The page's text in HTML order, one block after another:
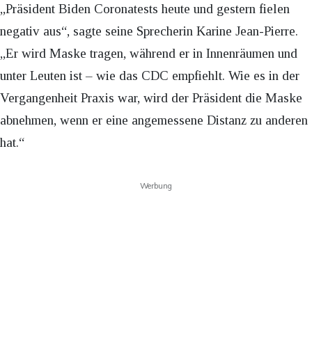
„Präsident Biden Coronatests heute und gestern fielen
negativ aus“, sagte seine Sprecherin Karine Jean-Pierre.
„Er wird Maske tragen, während er in Innenräumen und
unter Leuten ist – wie das CDC empfiehlt. Wie es in der
Vergangenheit Praxis war, wird der Präsident die Maske
abnehmen, wenn er eine angemessene Distanz zu anderen
hat.“
Werbung